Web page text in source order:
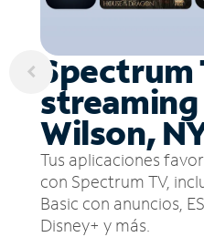
Spectrum
streaming
Wilson,
Tus aplicaciones
con Spectrum TV,
Basic con anuncios,
Disney+ y más.